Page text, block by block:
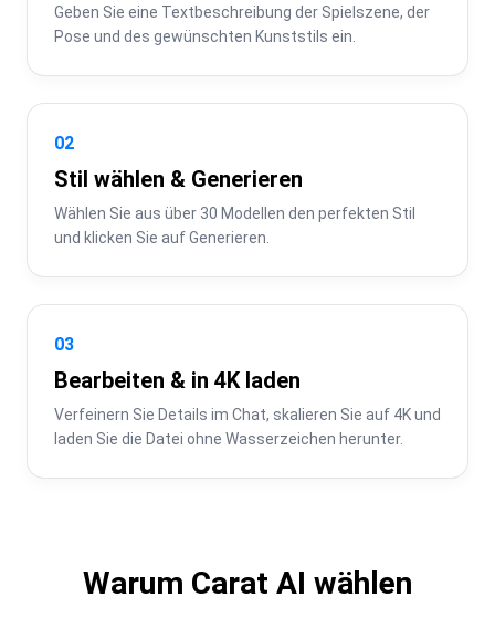
Geben Sie eine Textbeschreibung der Spielszene, der
Pose und des gewünschten Kunststils ein.
02
Stil wählen & Generieren
Wählen Sie aus über 30 Modellen den perfekten Stil
und klicken Sie auf Generieren.
03
Bearbeiten & in 4K laden
Verfeinern Sie Details im Chat, skalieren Sie auf 4K und
laden Sie die Datei ohne Wasserzeichen herunter.
Warum Carat AI wählen